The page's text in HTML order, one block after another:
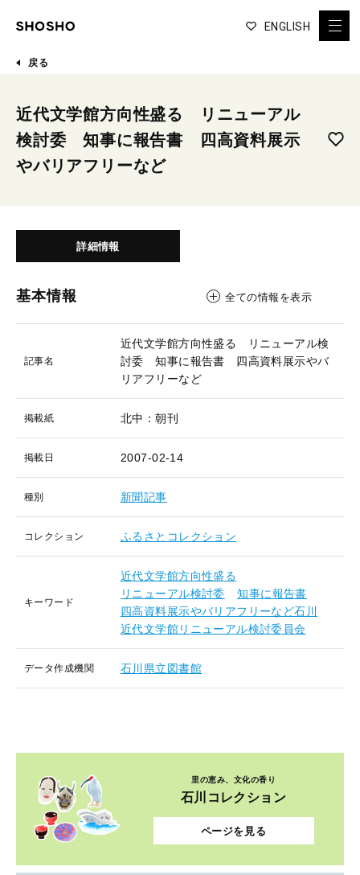
ENGLISH
戻る
近代文学館方向性盛る リニューアル
検討委 知事に報告書 四高資料展示
やバリアフリーなど
詳細情報
基本情報 全ての情報を表示
記事名
近代文学館方向性盛る リニューアル検
討委 知事に報告書 四高資料展示やバ
リアフリーなど
掲載紙 北中：朝刊
掲載日 2007-02-14
種別 新聞記事
コレクション ふるさとコレクション
キーワード
近代文学館方向性盛る
リニューアル検討委
知事に報告書
四高資料展示やバリアフリーなど石川
近代文学館リニューアル検討委員会
データ作成機関 石川県立図書館
里の恵み、文化の香り
石川コレクション
ページを見る